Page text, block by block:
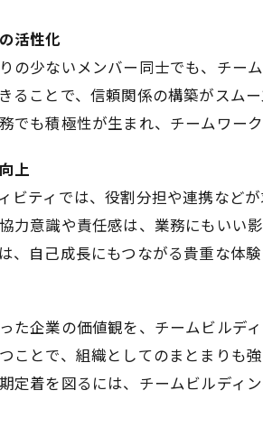
活性化
の少ないメンバー同士でも、チー
ることで、信頼関係の構築がスムー
でも積極性が生まれ、チームワーク
上
ビティでは、役割分担や連携など
力意識や責任感は、業務にもいい影
、自己成長にもつながる貴重な体験
た企業の価値観を、チームビルデ
ことで、組織としてのまとまりも強
定着を図るには、チームビルディン